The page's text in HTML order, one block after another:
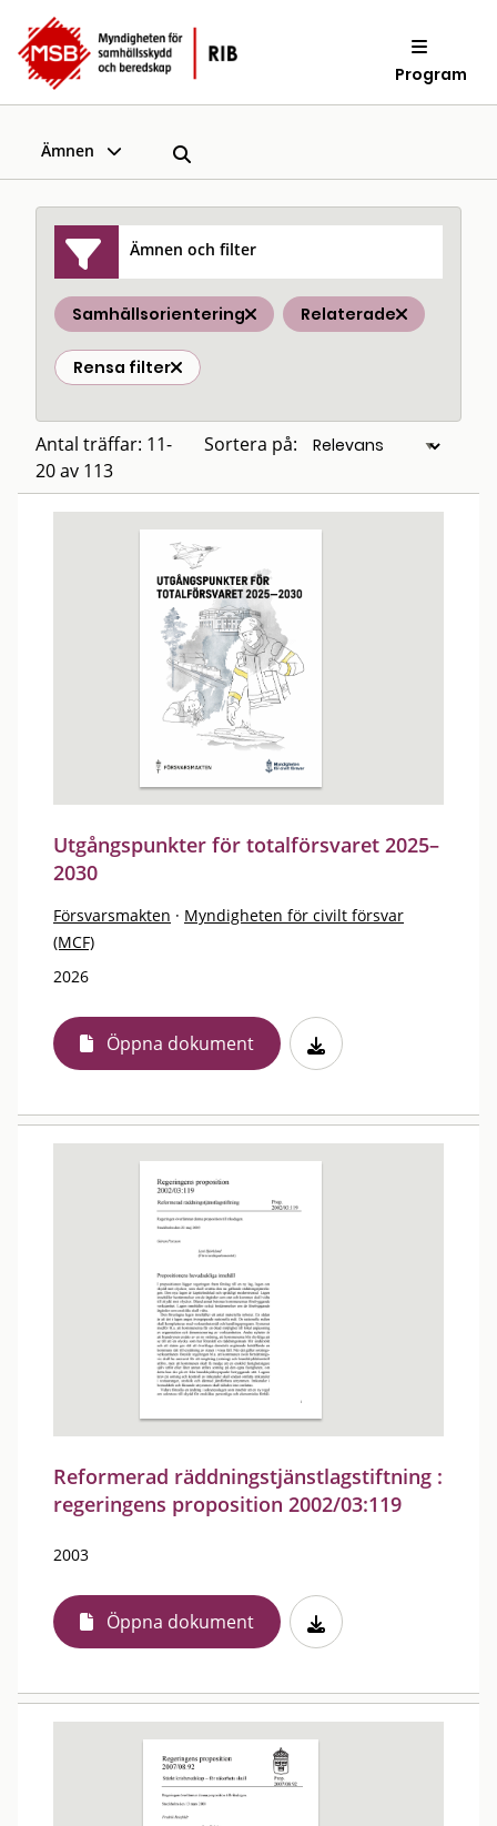
Program
Ämnen
Ämnen och filter
Samhällsorientering Relaterade
Rensa filter
Antal träffar: 11-
20 av 113
Sortera på:
Utgångspunkter för totalförsvaret 2025–
2030
Försvarsmakten · Myndigheten för civilt försvar
(MCF)
2026
Öppna dokument
Reformerad räddningstjänstlagstiftning :
regeringens proposition 2002/03:119
2003
Öppna dokument